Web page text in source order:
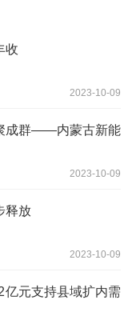
收
2023-10-09
成群——内蒙古新能
2023-10-09
释放
2023-10-09
亿元支持县域扩内需